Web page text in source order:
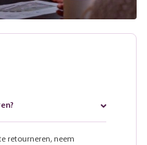
retourneren, neem